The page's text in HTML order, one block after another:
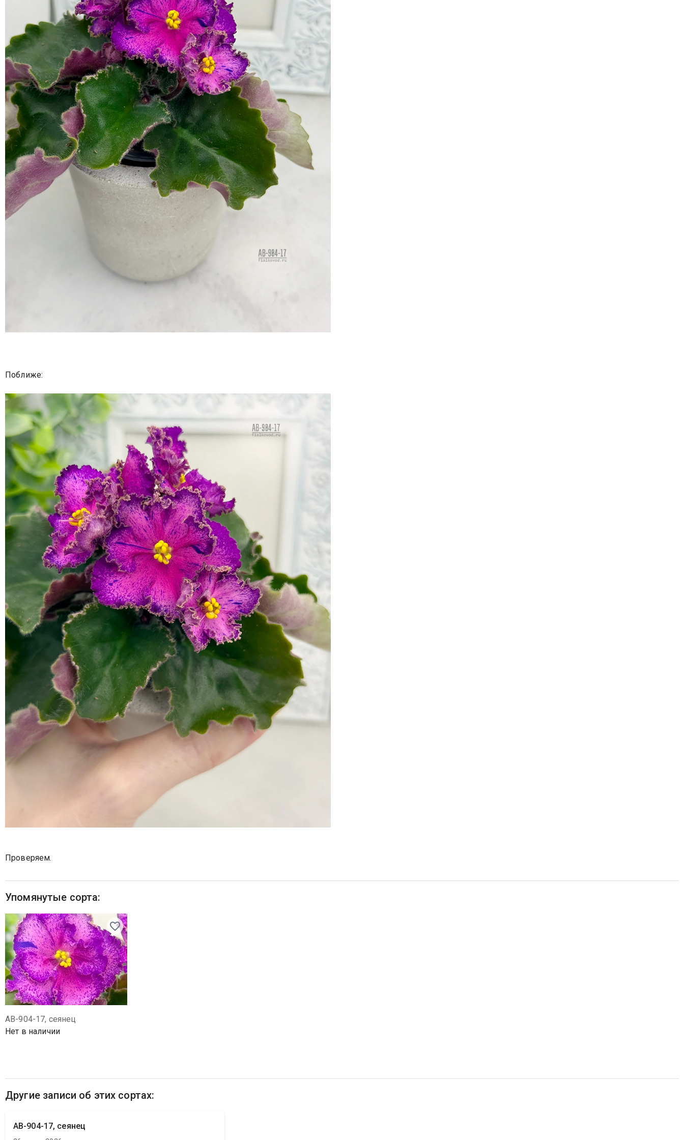
Поближе:
Проверяем.
Упомянутые сорта:
АВ-904-17, сеянец
Нет в наличии
Другие записи об этих сортах:
АВ-904-17, сеянец